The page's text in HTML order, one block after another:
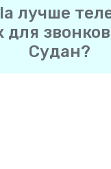
лучше
для
Судан?